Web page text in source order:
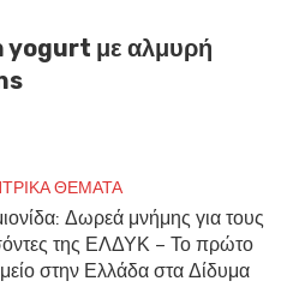
yogurt με αλμυρή
ΘΕΜΑΤΑ
Δωρεά μνήμης για τους
της ΕΛΔΥΚ – Το πρώτο
στην Ελλάδα στα Δίδυμα